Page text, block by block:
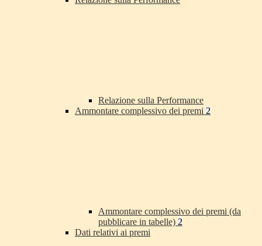
Relazione sulla Performance
Ammontare complessivo dei premi 2
Ammontare complessivo dei premi (da
pubblicare in tabelle) 2
Dati relativi ai premi